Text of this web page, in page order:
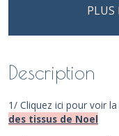
PLUS
Description
1/ Cliquez ici pour voir
des tissus de Noel